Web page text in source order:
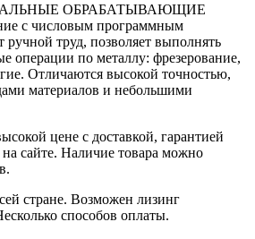
ОБРАБАТЫВАЮЩИЕ
с числовым программным
ручной труд, позволяет выполнять
операции по металлу: фрезерование,
Отличаются высокой точностью,
материалов и небольшими
цене с доставкой, гарантией
сайте. Наличие товара можно
стране. Возможен лизинг
способов оплаты.